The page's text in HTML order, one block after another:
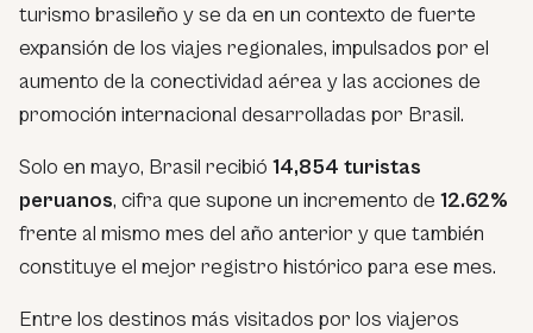
turismo brasileño y se da en un contexto de fuerte
expansión de los viajes regionales, impulsados por el
aumento de la conectividad aérea y las acciones de
promoción internacional desarrolladas por Brasil.
Solo en mayo, Brasil recibió 14,854 turistas
peruanos, cifra que supone un incremento de 12.62%
frente al mismo mes del año anterior y que también
constituye el mejor registro histórico para ese mes.
Entre los destinos más visitados por los viajeros